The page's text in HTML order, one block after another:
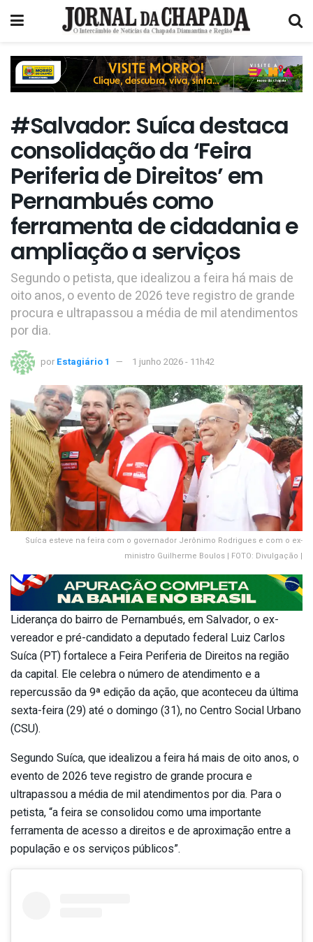
#Salvador: Suíca destaca
consolidação da ‘Feira
Periferia de Direitos’ em
Pernambués como
ferramenta de cidadania e
ampliação a serviços
Segundo o petista, que idealizou a feira há mais de
oito anos, o evento de 2026 teve registro de grande
procura e ultrapassou a média de mil atendimentos
por dia.
por Estagiário 1 1 junho 2026 - 11h42
Suíca esteve na feira com o governador Jerônimo Rodrigues e com o ex-
ministro Guilherme Boulos | FOTO: Divulgação |
Liderança do bairro de Pernambués, em Salvador, o ex-
vereador e pré-candidato a deputado federal Luiz Carlos
Suíca (PT) fortalece a Feira Periferia de Direitos na região
da capital. Ele celebra o número de atendimento e a
repercussão da 9ª edição da ação, que aconteceu da última
sexta-feira (29) até o domingo (31), no Centro Social Urbano
(CSU).
Segundo Suíca, que idealizou a feira há mais de oito anos, o
evento de 2026 teve registro de grande procura e
ultrapassou a média de mil atendimentos por dia. Para o
petista, “a feira se consolidou como uma importante
ferramenta de acesso a direitos e de aproximação entre a
população e os serviços públicos”.